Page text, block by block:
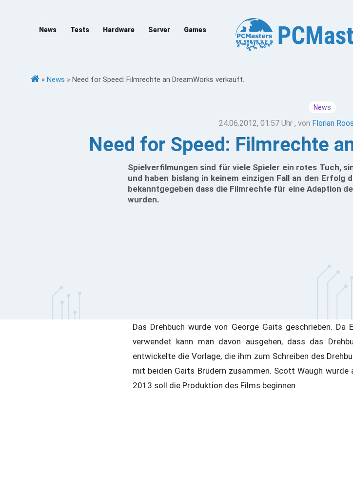
News Tests Hardware Server Games
» News » Need for Speed: Filmrechte an DreamWorks verkauft.
News
24.06.2012, 01:57 Uhr , von Florian Roos
Need for Speed: Filmrechte
Spielverfilmungen sind für viele Spieler ein rotes Tuch,
und haben bislang in keinem einzigen Fall an den Erfolg
bekanntgegeben dass die Filmrechte für eine Adaption
wurden.
Das Drehbuch wurde von George Gaits geschrieben.
verwendet kann man davon ausgehen, dass das
entwickelte die Vorlage, die ihm zum Schreiben des
mit beiden Gaits Brüdern zusammen. Scott Waugh
2013 soll die Produktion des Films beginnen.